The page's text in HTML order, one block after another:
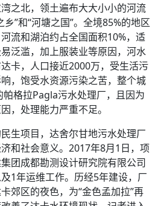
之北，领土遍布大大小小的河流
”和“河塘之国”。全境85%的地区
流和湖泊约占全国面积10%，适
泛滥，加上服装业等原因，河水
卡，人口接近2000万，受生活污
，饱受水资源污染之苦，整个城
格拉Pagla污水处理厂，且因为
，处理能力严重不足。
生项目，达舍尔甘地污水处理厂
和社会意义。2017年8月1日，项
团成都勘测设计研究院有限公司
1年运维工作。历经5年建设，厂
郊区的夜色，为“金色孟加拉”再